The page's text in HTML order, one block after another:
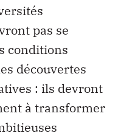
pas se
conditions
découvertes
: ils devront
à transformer